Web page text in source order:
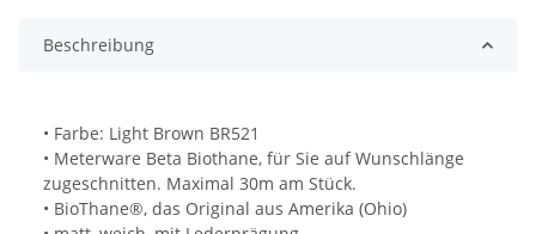
Beschreibung
• Farbe: Light Brown BR521
• Meterware Beta Biothane, für Sie auf Wunschlänge
zugeschnitten. Maximal 30m am Stück.
• BioThane®, das Original aus Amerika (Ohio)